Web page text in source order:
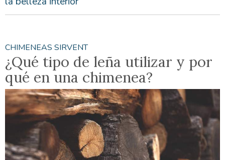
CHIMENEAS SIRVENT
¿Qué tipo de leña utilizar y por
qué en una chimenea?